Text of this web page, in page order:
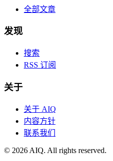
全部文章
发现
搜索
RSS 订阅
关于
关于 AIQ
内容方针
联系我们
© 2026 AIQ. All rights reserved.